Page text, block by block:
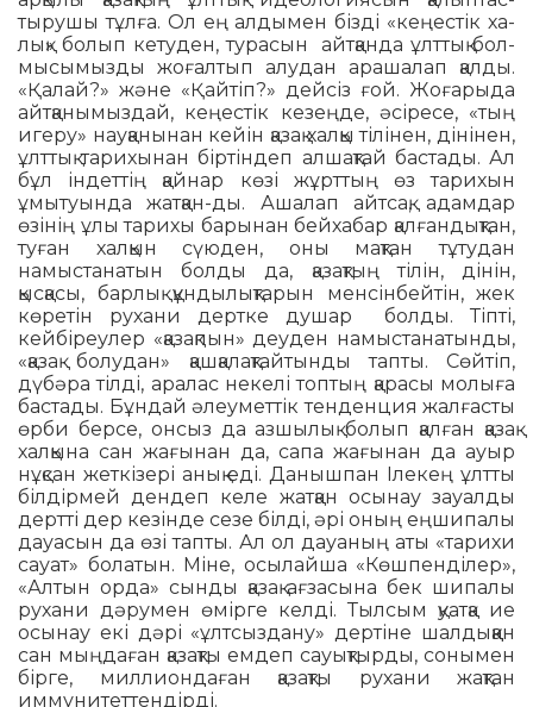
тырушы тұлға. Ол ең алдымен бізді «кеңестік ха­
лық» болып кетуден, турасын айтқанда ұлттық бол­
мысымызды жоғалтып алудан арашалап қалды.
«Қалай?» және «Қайтіп?» дейсіз ғой. Жо­ға­рыда
айт­қанымыздай, кеңестік кезеңде, әсіресе, «тың
игеру» науқанынан кейін қазақ хал­­қы тілінен, дінінен,
ұлттық тарихынан бір­тіндеп алшақтай бастады. Ал
бұл індеттің қайнар көзі жұрттың өз тарихын
ұмытуында жат­қан-ды. Ашалап айтсақ, адамдар
өзінің ұлы тарихы барынан бейхабар қалғандықтан,
туған халқын сүю­ден, оны мақтан тұтудан
намыстанатын болды да, қазақтың тілін, дінін,
қысқасы, барлық құн­дылықтарын мен­сін­бейтін, жек
көретін рухани дертке душар болды. Тіпті,
кейбіреулер «қазақ­­пын» деуден намыстанатынды,
«қазақ болудан» қашқалақтайтынды тапты. Сөйтіп,
дүбәра тілді, аралас некелі топтың қарасы молыға
бастады. Бұндай әлеуметтік тенденция жалғасты
өрби берсе, онсыз да азшылық болып қалған қазақ
халқына сан жағынан да, сапа жағы­нан да ауыр
нұқсан жет­кізері а­нық еді. Данышпан Ілекең ұлтты
білдірмей дендеп келе жатқан осынау зауалды
дертті дер кезінде сезе білді, әрі оның ең­шипалы
дауасын да өзі тапты. Ал ол дауаның аты «та­рихи
сауат» болатын. Міне, осылайша «Көш­пен­­ділер»,
«Алтын орда» сынды қазақ ағзасына бек шипалы
рухани дәрумен өмірге келді. Тылсым ­қуатқа ие
осынау екі дәрі «ұлт­сыз­дану» дер­тіне шалдыққан
сан мыңдаған қазақты емдеп сауық­тырды, сонымен
бірге, миллиондаған қа­зақты рухани жақтан
иммунитеттендірді.